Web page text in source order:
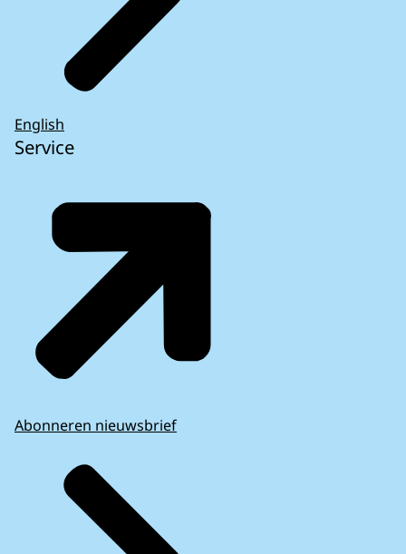
English
Service
Abonneren nieuwsbrief